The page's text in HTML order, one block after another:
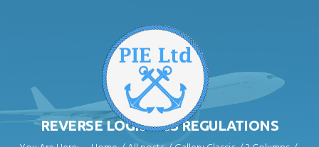
REVERSE LOGISTICS REGULATIONS